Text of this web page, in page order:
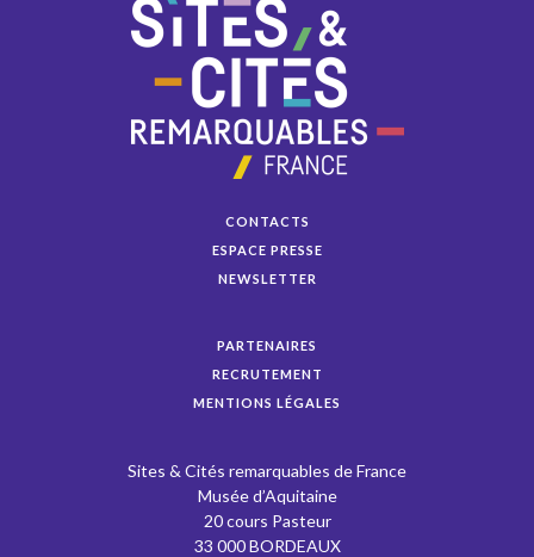
CONTACTS
ESPACE PRESSE
NEWSLETTER
PARTENAIRES
RECRUTEMENT
MENTIONS LÉGALES
Sites & Cités remarquables de France
Musée d’Aquitaine
20 cours Pasteur
33 000 BORDEAUX